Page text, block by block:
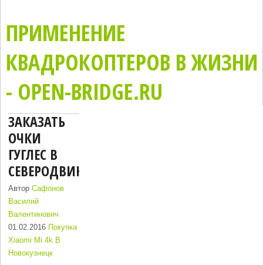
ПРИМЕНЕНИЕ
КВАДРОКОПТЕРОВ В ЖИЗНИ
- OPEN-BRIDGE.RU
ЗАКАЗАТЬ
ОЧКИ
ГУГЛЕС В
СЕВЕРОДВИНСК
АвторСафонов
Василий
Валентинович
01.02.2016 Покупка
Xiaomi Mi 4k В
Новокузнецк